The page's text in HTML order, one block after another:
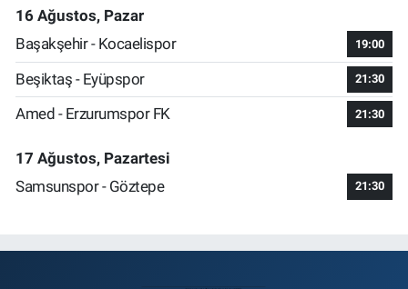
16 Ağustos, Pazar
Başakşehir - Kocaelispor
19:00
Beşiktaş - Eyüpspor 21:30
Amed - Erzurumspor FK 21:30
17 Ağustos, Pazartesi
Samsunspor - Göztepe
21:30